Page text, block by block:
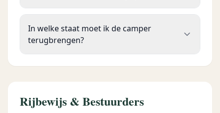
In welke staat moet ik de camper
terugbrengen?
Rijbewijs & Bestuurders